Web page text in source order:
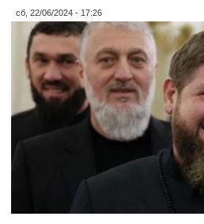
сб, 22/06/2024 - 17:26